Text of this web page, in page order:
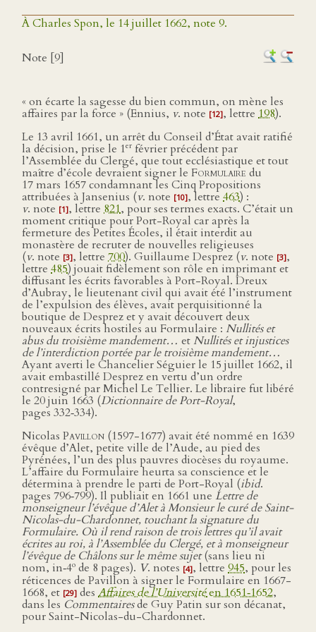
À Charles Spon, le 14 juillet 1662, note 9.
Note [9]
« on écarte la sagesse du bien commun, on mène les
affaires par la force » (Ennius, v. note [12], lettre 198).
Le 13 avril 1661, un arrêt du Conseil d’État avait ratifié
la décision, prise le 1er février précédent par
l’Assemblée du Clergé, que tout ecclésiastique et tout
maître d’école devraient signer le Formulaire du
17 mars 1657 condamnant les Cinq Propositions
attribuées à Jansenius (v. note [10], lettre 463) :
v. note [1], lettre 821, pour ses termes exacts. C’était un
moment critique pour Port-Royal car après la
fermeture des Petites Écoles, il était interdit au
monastère de recruter de nouvelles religieuses
(v. note [3], lettre 700). Guillaume Desprez (v. note [3],
lettre 485) jouait fidèlement son rôle en imprimant et
diffusant les écrits favorables à Port-Royal. Dreux
d’Aubray, le lieutenant civil qui avait été l’instrument
de l’expulsion des élèves, avait perquisitionné la
boutique de Desprez et y avait découvert deux
nouveaux écrits hostiles au Formulaire : Nullités et
abus du troisième mandement… etNullités et injustices
de l’interdiction portée par le troisième mandement…
Ayant averti le Chancelier Séguier le 15 juillet 1662, il
avait embastillé Desprez en vertu d’un ordre
contresigné par Michel Le Tellier. Le libraire fut libéré
le 20 juin 1663 (Dictionnaire de Port-Royal,
pages 332‑334).
Nicolas Pavillon (1597-1677) avait été nommé en 1639
évêque d’Alet, petite ville de l’Aude, au pied des
Pyrénées, l’un des plus pauvres diocèses du royaume.
L’affaire du Formulaire heurta sa conscience et le
détermina à prendre le parti de Port-Royal (ibid.
pages 796‑799). Il publiait en 1661 une Lettre de
monseigneur l’évêque d’Alet à Monsieur le curé de Saint-
Nicolas-du-Chardonnet, touchant la signature du
Formulaire. Où il rend raison de trois lettres qu’il avait
écrites au roi, à l’Assemblée du Clergé, et à monseigneur
l’évêque de Châlons sur le même sujet(sans lieu ni
nom, in‑4o de 8 pages). V. notes [4], lettre 945, pour les
réticences de Pavillon à signer le Formulaire en 1667-
1668, et [29] des Affaires de l’Universitéen 1651‑1652,
dans les Commentairesde Guy Patin sur son décanat,
pour Saint-Nicolas-du-Chardonnet.